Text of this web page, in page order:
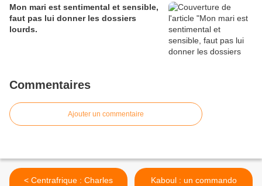
Mon mari est sentimental et sensible,
faut pas lui donner les dossiers
lourds.
Commentaires
Ajouter un commentaire
< Centrafrique : Charles
Kaboul : un commando